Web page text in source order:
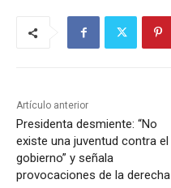
Artículo anterior
Presidenta desmiente: “No
existe una juventud contra el
gobierno” y señala
provocaciones de la derecha